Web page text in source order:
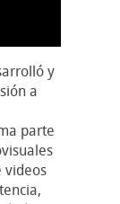
y
a
parte
videos